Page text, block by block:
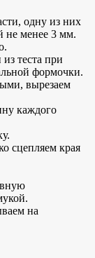
одну из них
не менее 3 мм.
теста при
формочки.
каждого
сцепляем края